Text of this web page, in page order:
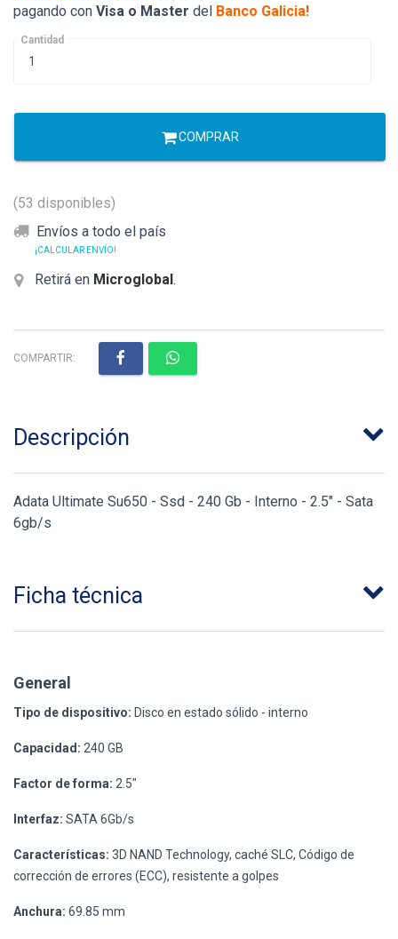
pagando con Visa o Master del Banco Galicia!
Cantidad
COMPRAR
(53 disponibles)
Envíos a todo el país
¡CALCULAR ENVÍO!
Retirá en Microglobal.
COMPARTIR:
Descripción
Adata Ultimate Su650 - Ssd - 240 Gb - Interno - 2.5" - Sata
6gb/s
Ficha técnica
General
Tipo de dispositivo: Disco en estado sólido - interno
Capacidad: 240 GB
Factor de forma: 2.5"
Interfaz: SATA 6Gb/s
Características: 3D NAND Technology, caché SLC, Código de
corrección de errores (ECC), resistente a golpes
Anchura: 69.85 mm